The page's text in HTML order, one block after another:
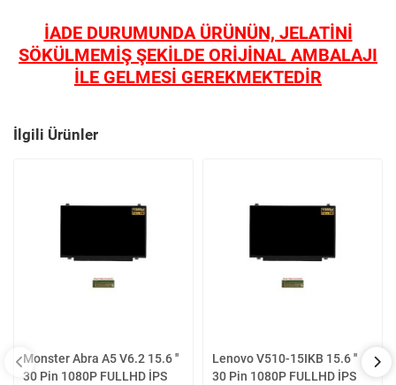
İADE DURUMUNDA ÜRÜNÜN, JELATİNİ
SÖKÜLMEMİŞ ŞEKİLDE ORİJİNAL AMBALAJI
İLE GELMESİ GEREKMEKTEDİR
İlgili Ürünler
Monster Abra A5 V6.2 15.6 ''
30 Pin 1080P FULLHD İPS
Lenovo V510-15IKB 15.6 ''
30 Pin 1080P FULLHD İPS